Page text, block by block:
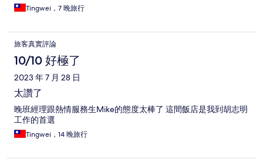
Tingwei，7 晚旅行
旅客真實評論
10/10 好極了
2023 年 7 月 28 日
太讚了
晚班經理跟熱情服務生Mike的態度太棒了 這間飯店是我到胡志明
工作的首選
Tingwei，14 晚旅行